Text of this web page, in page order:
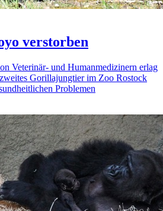
verstorben
Veterinär- und Humanmedizinern erlag
Gorillajungtier im Zoo Rostock
Problemen